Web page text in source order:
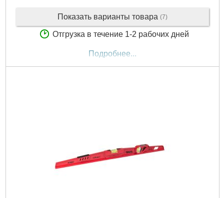
Показать варианты товара (7)
Отгрузка в течение 1-2 рабочих дней
Подробнее...